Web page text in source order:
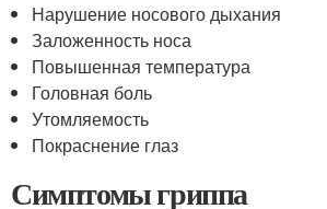
Нарушение носового дыхания
Заложенность носа
Повышенная температура
Головная боль
Утомляемость
Покраснение глаз
Симптомы гриппа